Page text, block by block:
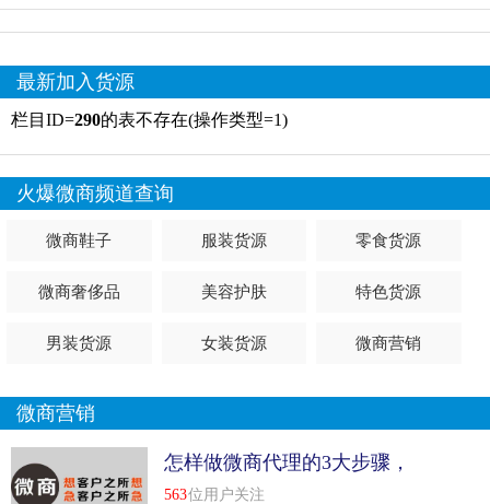
最新加入货源
栏目ID=290的表不存在(操作类型=1)
火爆微商频道查询
微商鞋子 服装货源 零食货源
微商奢侈品 美容护肤 特色货源
男装货源 女装货源 微商营销
微商营销
怎样做微商代理的3大步骤，
不看后悔！
563位用户关注